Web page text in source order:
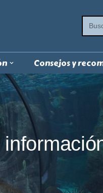
Consejos y